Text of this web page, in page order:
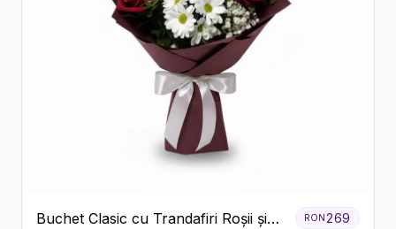
Buchet Clasic cu Trandafiri Roșii și
RON 269